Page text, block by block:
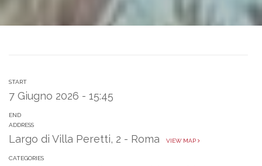
START
7 Giugno 2026 - 15:45
END
ADDRESS
Largo di Villa Peretti, 2 - Roma VIEW MAP
CATEGORIES